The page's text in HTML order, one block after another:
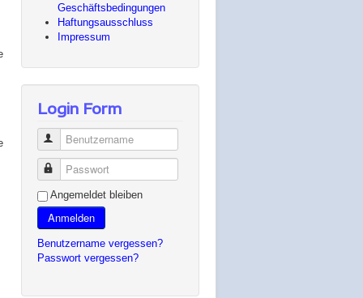
Geschäftsbedingungen
Haftungsausschluss
Impressum
Login Form
Benutzername
Passwort
Angemeldet bleiben
Anmelden
Benutzername vergessen?
Passwort vergessen?